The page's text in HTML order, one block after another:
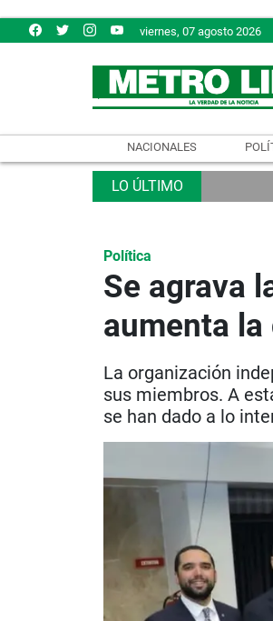
viernes, 07 agosto 2026
NACIONALES
Política
Se agrava
aumenta
La organización
sus miembros. A
se han dado a lo